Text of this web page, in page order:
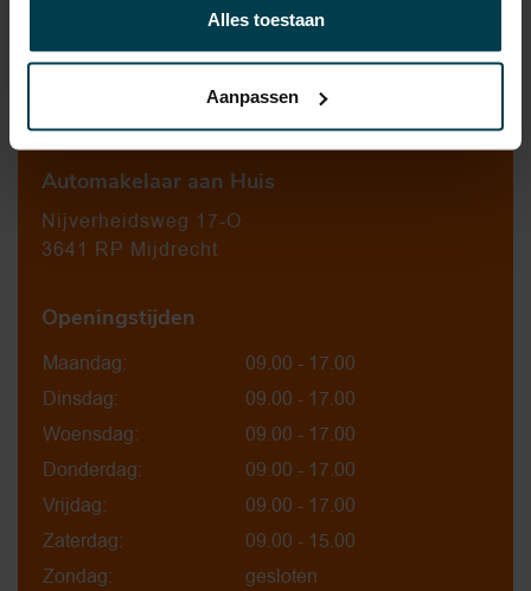
Alles toestaan
Aanpassen
Contact informatie
Automakelaar aan Huis
Nijverheidsweg 17-O
3641 RP Mijdrecht
Openingstijden
Maandag:
09.00 - 17.00
Dinsdag:
09.00 - 17.00
Woensdag:
09.00 - 17.00
Donderdag:
09.00 - 17.00
Vrijdag:
09.00 - 17.00
Zaterdag:
09.00 - 15.00
Zondag:
gesloten